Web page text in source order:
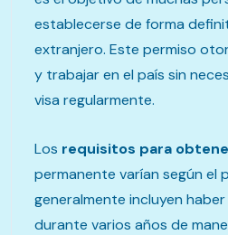
establecerse de forma
extranjero. Este permiso
y trabajar en el país sin
visa regularmente.
Los requisitos para
permanente varían según el
generalmente incluyen
durante varios años de